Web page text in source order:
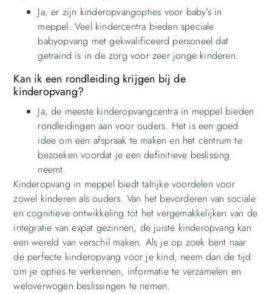
Ja, er zijn kinderopvangopties voor baby’s in
meppel. Veel kindercentra bieden speciale
babyopvang met gekwalificeerd personeel dat
getraind is in de zorg voor zeer jonge kinderen.
Kan ik een rondleiding krijgen bij de
kinderopvang?
Ja, de meeste kinderopvangcentra in meppel bieden
rondleidingen aan voor ouders. Het is een goed
idee om een afspraak te maken en het centrum te
bezoeken voordat je een definitieve beslissing
neemt.
Kinderopvang in meppel biedt talrijke voordelen voor
zowel kinderen als ouders. Van het bevorderen van sociale
en cognitieve ontwikkeling tot het vergemakkelijken van de
integratie van expat gezinnen, de juiste kinderopvang kan
een wereld van verschil maken. Als je op zoek bent naar
de perfecte kinderopvang voor je kind, neem dan de tijd
om je opties te verkennen, informatie te verzamelen en
weloverwogen beslissingen te nemen.